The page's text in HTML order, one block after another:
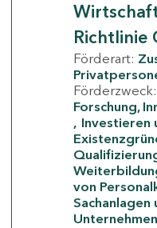
Richtlinie
Förderart:
Förderzweck:
Forschung,
Investieren
von
Sachanlagen